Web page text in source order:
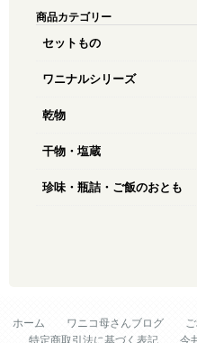
商品カテゴリー
セットもの
ワニナルシリーズ
乾物
干物・塩蔵
珍味・瓶詰・ご飯のおとも
ホーム ワニコ母さんブログ
特定商取引法に基づく表記
今